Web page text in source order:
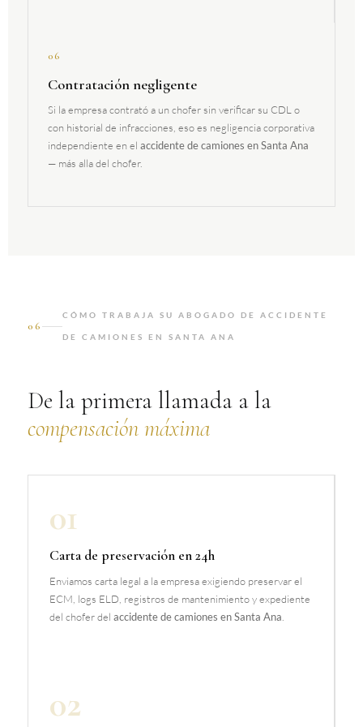
06
Contratación negligente
Si la empresa contrató a un chofer sin verificar su CDL o
con historial de infracciones, eso es negligencia corporativa
independiente en el accidente de camiones en Santa Ana
— más alla del chofer.
06
CÓMO TRABAJA SU ABOGADO DE ACCIDENTE
DE CAMIONES EN SANTA ANA
De la primera llamada a la
compensación máxima
01
Carta de preservación en 24h
Enviamos carta legal a la empresa exigiendo preservar el
ECM, logs ELD, registros de mantenimiento y expediente
del chofer del accidente de camiones en Santa Ana.
02